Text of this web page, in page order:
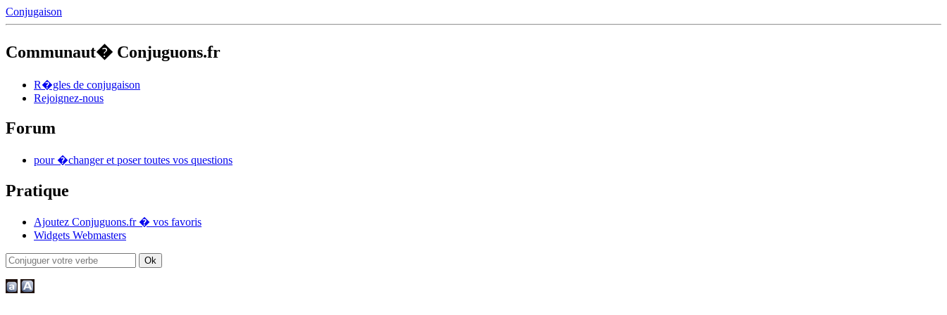
Conjugaison
Communaut� Conjuguons.fr
R�gles de conjugaison
Rejoignez-nous
Forum
pour �changer et poser toutes vos questions
Pratique
Ajoutez Conjuguons.fr � vos favoris
Widgets Webmasters